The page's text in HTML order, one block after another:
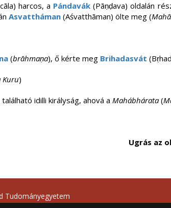
harcos, a Pándavák (Pāṇḍava) oldalán
Asvattháman (Aśvatthāman) ölte meg (
(brāhmaṇa), ő kérte meg Brihadasvát
Kuru)
idilli királyság, ahová a Mahábhárata (
Ugrás az
Tudományegyetem